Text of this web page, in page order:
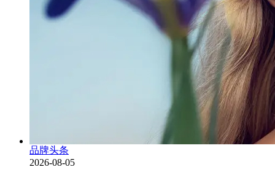
品牌头条
2026-08-05